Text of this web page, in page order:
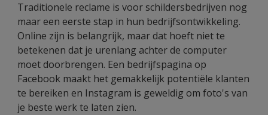
Traditionele reclame is voor schildersbedrijven nog
maar een eerste stap in hun bedrijfsontwikkeling.
Online zijn is belangrijk, maar dat hoeft niet te
betekenen dat je urenlang achter de computer
moet doorbrengen. Een bedrijfspagina op
Facebook maakt het gemakkelijk potentiële klanten
te bereiken en Instagram is geweldig om foto's van
je beste werk te laten zien.